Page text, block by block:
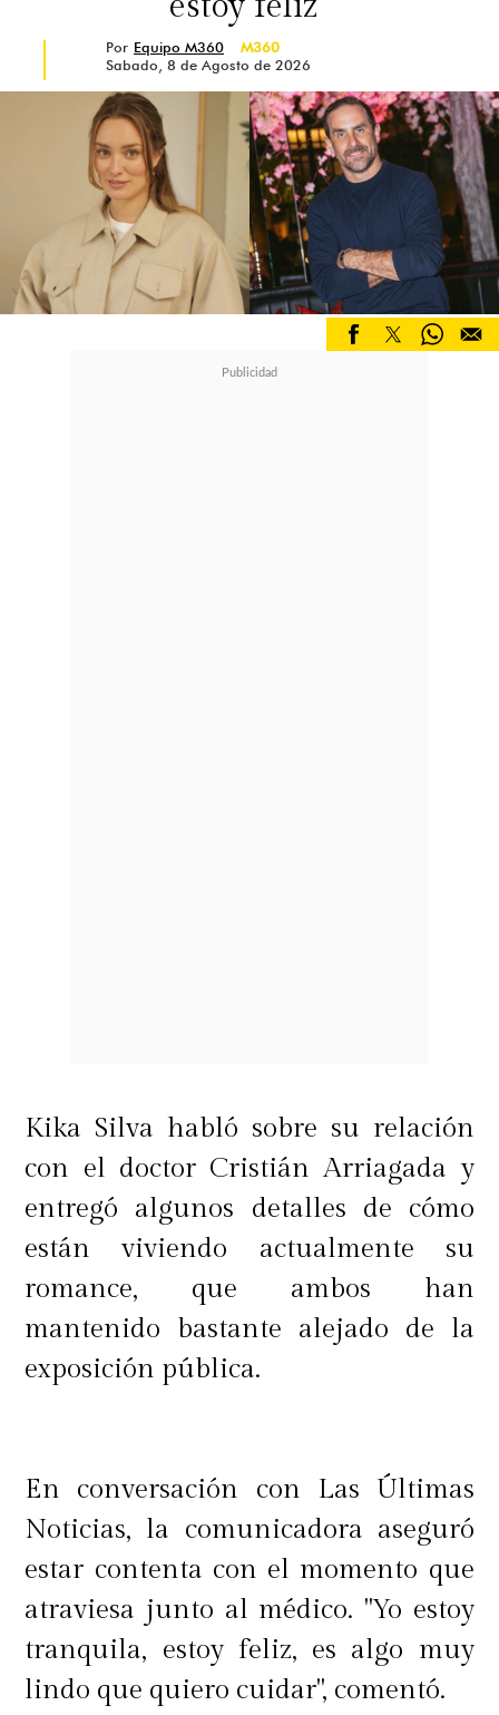
Por Equipo M360
M360
Sabado, 8 de Agosto de 2026
Kika Silva habló sobre su relación
con el doctor Cristián Arriagada y
entregó algunos detalles de cómo
están viviendo actualmente su
romance, que ambos han
mantenido bastante alejado de la
exposición pública.
En conversación con Las Últimas
Noticias, la comunicadora aseguró
estar contenta con el momento que
atraviesa junto al médico. "Yo estoy
tranquila, estoy feliz, es algo muy
lindo que quiero cuidar", comentó.